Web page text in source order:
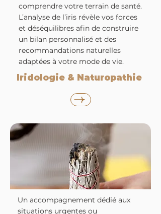
comprendre votre terrain de santé.
L’analyse de l’iris révèle vos forces
et déséquilibres afin de construire
un bilan personnalisé et des
recommandations naturelles
adaptées à votre mode de vie.
Iridologie & Naturopathie
Un accompagnement dédié aux
situations urgentes ou